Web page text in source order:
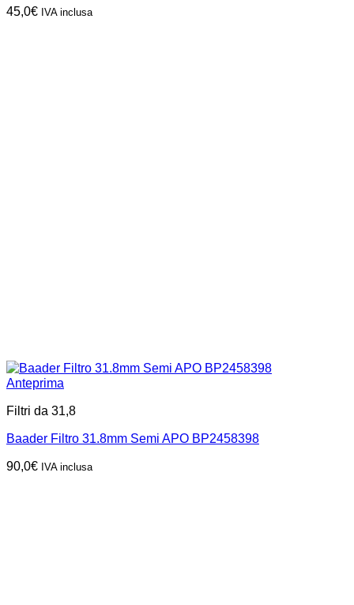
45,0€ IVA inclusa
Anteprima
Filtri da 31,8
Baader Filtro 31.8mm Semi APO BP2458398
90,0€ IVA inclusa